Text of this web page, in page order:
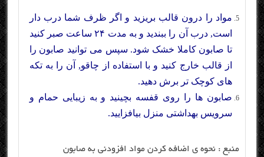
مواد را درون قالب بریزید و اگر ظرف شما درب دار
است, درب آن را ببندید و به مدت ۲۴ ساعت صبر کنید
تا صابون کاملا خشک شود. سپس می توانید صابون را
از قالب خارج کنید و با استفاده از چاقو, آن را به تکه
های کوچک تر برش دهید.
صابون ها را روی قفسه بچینید و به زیبایی حمام و
سرویس بهداشتی منزل بیافزایید.
منبع : نحوه ی اضافه کردن مواد افزودنی به صابون